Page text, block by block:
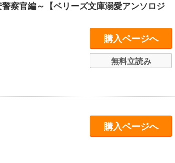
察官編～【ベリーズ文庫溺愛アンソロジ
購入ページへ
無料立読み
購入ページへ